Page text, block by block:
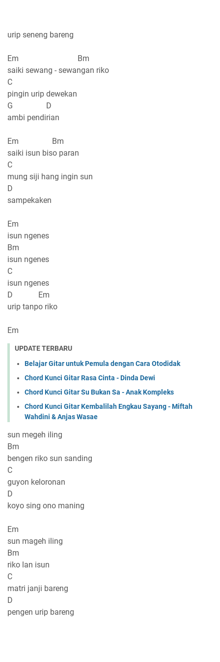
urip seneng bareng
Em Bm
saiki sewang - sewangan riko
C
pingin urip dewekan
G D
ambi pendirian
Em Bm
saiki isun biso paran
C
mung siji hang ingin sun
D
sampekaken
Em
isun ngenes
Bm
isun ngenes
C
isun ngenes
D Em
urip tanpo riko
Em
UPDATE TERBARU
Belajar Gitar untuk Pemula dengan Cara Otodidak
Chord Kunci Gitar Rasa Cinta - Dinda Dewi
Chord Kunci Gitar Su Bukan Sa - Anak Kompleks
Chord Kunci Gitar Kembalilah Engkau Sayang - Miftah
Wahdini & Anjas Wasae
sun megeh iling
Bm
bengen riko sun sanding
C
guyon keloronan
D
koyo sing ono maning
Em
sun mageh iling
Bm
riko lan isun
C
matri janji bareng
D
pengen urip bareng